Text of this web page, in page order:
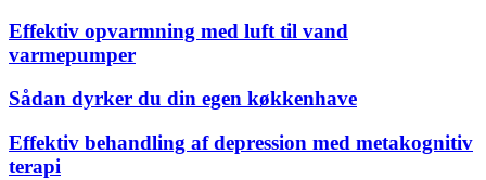
Effektiv opvarmning med luft til vand
varmepumper
Sådan dyrker du din egen køkkenhave
Effektiv behandling af depression med metakognitiv
terapi